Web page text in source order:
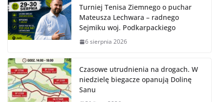
Turniej Tenisa Ziemnego o puchar
Mateusza Lechwara – radnego
Sejmiku woj. Podkarpackiego
6 sierpnia 2026
Czasowe utrudnienia na drogach. W
niedzielę biegacze opanują Dolinę
Sanu